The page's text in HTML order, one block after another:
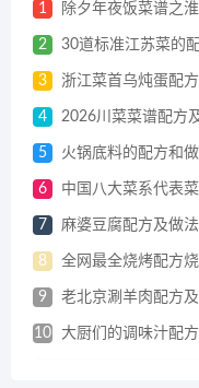
1 除夕年夜饭菜谱之
2 30道标准江苏菜的
3 浙江菜首乌炖蛋配
4 2026川菜菜谱配方
5 火锅底料的配方和
6 中国八大菜系代表
7 麻婆豆腐配方及做法
8 全网最全烧烤配方
9 老北京涮羊肉配方
10 大厨们的调味汁配